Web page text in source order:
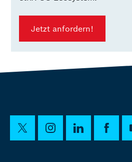
Jetzt anfordern!